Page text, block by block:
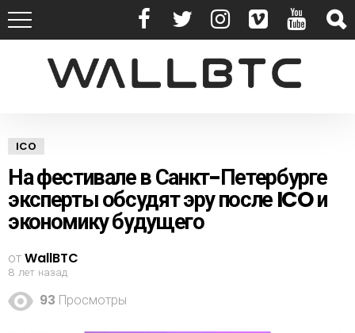
ICO
На фестивале в Санкт-Петербурге
эксперты обсудят эру после ICO и
экономику будущего
отWallBTC
8 лет назад
93 Просмотры